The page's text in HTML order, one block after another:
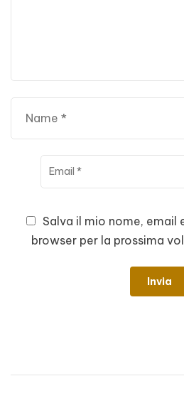
Salva il mio nome, email
browser per la prossima